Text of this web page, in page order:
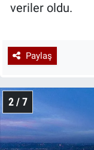
veriler oldu.
Paylaş
2 / 7